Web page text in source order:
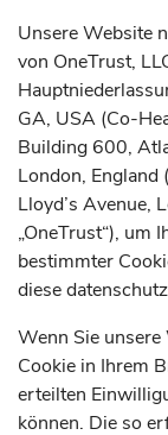
Unsere Website
von OneTrust,
GA, USA (Co-
Building 600,
London,
Lloyd’s Avenue,
„OneTrust“), um
bestimmter
diese
Wenn Sie
Cookie in Ihrem
erteilten
können. Die so